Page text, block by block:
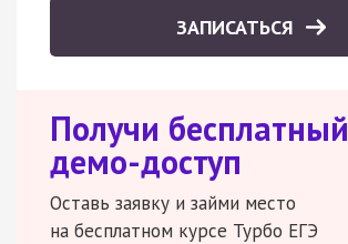
ЗАПИСАТЬСЯ
Получи бесплатный
демо-доступ
Оставь заявку и займи место
на бесплатном курсе Турбо ЕГЭ